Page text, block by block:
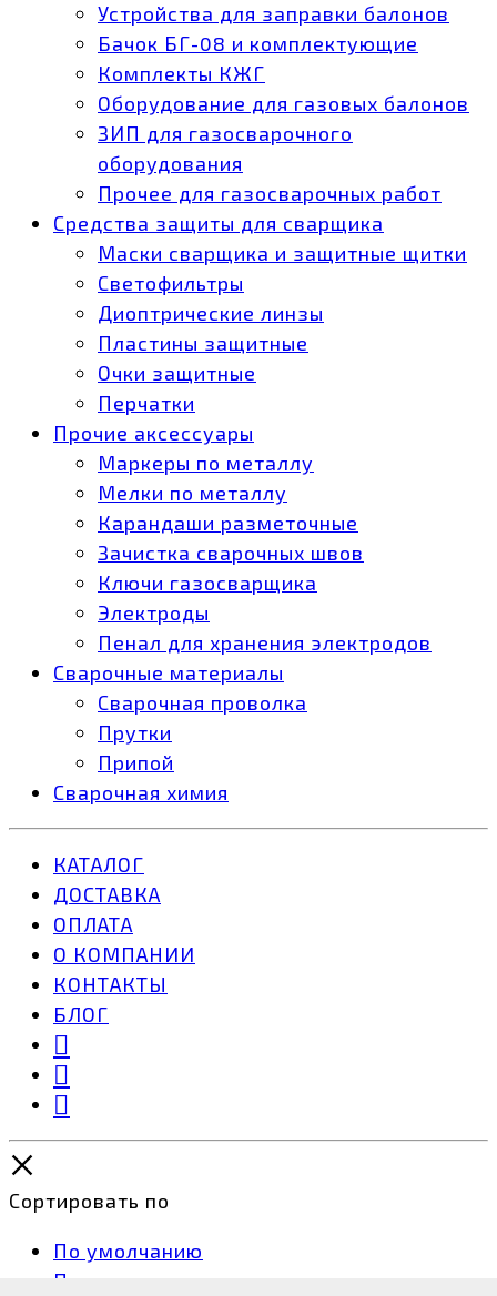
Устройства для заправки балонов
Бачок БГ-08 и комплектующие
Комплекты КЖГ
Оборудование для газовых балонов
ЗИП для газосварочного
оборудования
Прочее для газосварочных работ
Средства защиты для сварщика
Маски сварщика и защитные щитки
Светофильтры
Диоптрические линзы
Пластины защитные
Очки защитные
Перчатки
Прочие аксессуары
Маркеры по металлу
Мелки по металлу
Карандаши разметочные
Зачистка сварочных швов
Ключи газосварщика
Электроды
Пенал для хранения электродов
Сварочные материалы
Сварочная проволка
Прутки
Припой
Сварочная химия
КАТАЛОГ
ДОСТАВКА
ОПЛАТА
О КОМПАНИИ
КОНТАКТЫ
БЛОГ
Сортировать по
По умолчанию
Популярность